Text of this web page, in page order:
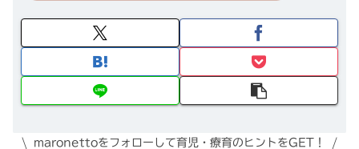
maronettoをフォローして育児・療育のヒントをGET！